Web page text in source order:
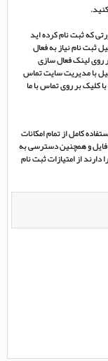
که ثبت نام کرده اید
ثبت نام نیاز به فعال
روی لینک فعال سازی
با مدیریت سایت تماس
کلیک بر روی تماس با ما
کامل از تمام امکانات
فایل و همچنین دسترسی به
از امتیازات ثبت نام